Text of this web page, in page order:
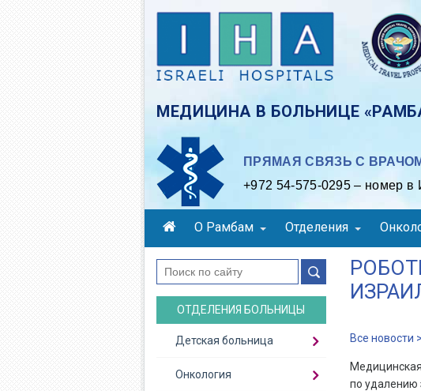
content
МЕДИЦИНА В БОЛЬНИЦЕ
ПРЯМАЯ СВЯЗЬ С
+972 54-575-0295 – номер в
О Рамбам Отделения
Все новости
по удалению
поиск
ОТДЕЛЕНИЯ БОЛЬНИЦЫ
Детская больница
Онкология